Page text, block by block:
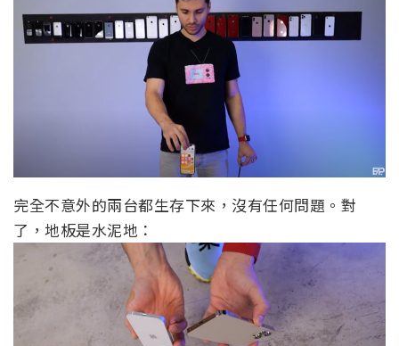
完全不意外的兩台都生存下來，沒有任何問題。對
了，地板是水泥地：